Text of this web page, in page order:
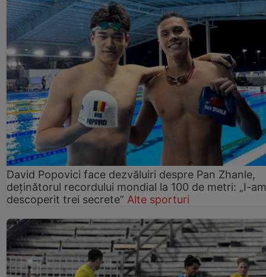
David Popovici face dezvăluiri despre Pan Zhanle,
deținătorul recordului mondial la 100 de metri: „I-am
descoperit trei secrete” Alte sporturi